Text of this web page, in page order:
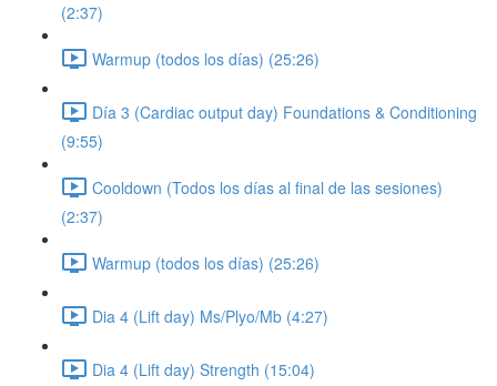
(2:37)
Warmup (todos los días) (25:26)
Día 3 (Cardiac output day) Foundations & Conditioning
(9:55)
Cooldown (Todos los días al final de las sesiones)
(2:37)
Warmup (todos los días) (25:26)
Dia 4 (Lift day) Ms/Plyo/Mb (4:27)
Dia 4 (Lift day) Strength (15:04)